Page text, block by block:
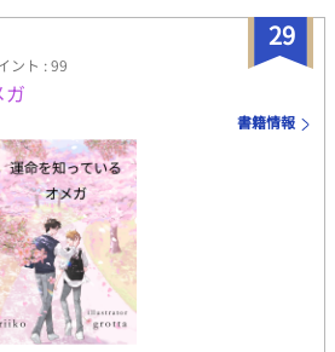
楽しみ頂けたら幸いです。 作者ファン
目で見守っていただけると幸いです。
。更新は前回の作品より遅くなります
けたら嬉しいです。 だいきち拙作ごっ
追加の番外編、リクエスト更新してま
も含め、試し読み感覚で覗いてみてく
29
ント : 99
書籍情報